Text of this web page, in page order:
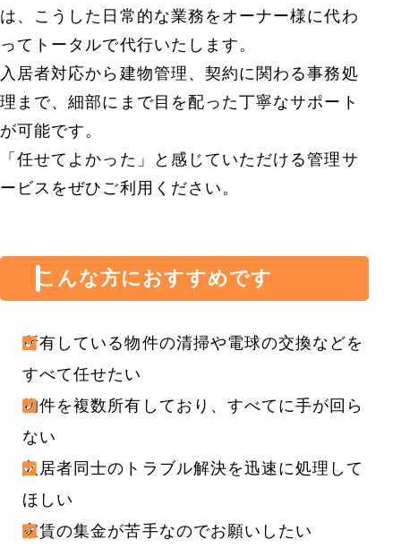
は、こうした日常的な業務をオーナー様に代わ
ってトータルで代行いたします。
入居者対応から建物管理、契約に関わる事務処
理まで、細部にまで目を配った丁寧なサポート
が可能です。
「任せてよかった」と感じていただける管理サ
ービスをぜひご利用ください。
こんな方におすすめです
所有している物件の清掃や電球の交換などを
すべて任せたい
物件を複数所有しており、すべてに手が回ら
ない
入居者同士のトラブル解決を迅速に処理して
ほしい
家賃の集金が苦手なのでお願いしたい